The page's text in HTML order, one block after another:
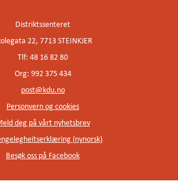
Distriktssenteret
22, 7713 STEINKJER
Tlf: 48 16 82 80
Org: 992 375 434
post@kdu.no
Personvern og cookies
deg på vårt nyhetsbrev
(nynorsk)
Besøk oss på Facebook